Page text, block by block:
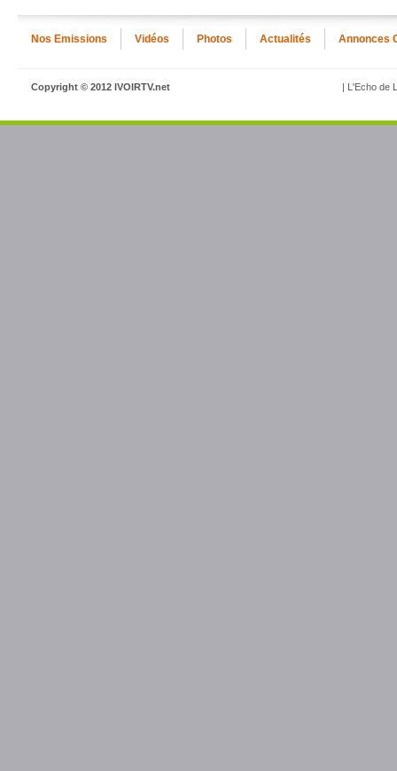
Nos Emissions Vidéos Photos Actualités Annonces
Copyright © 2012 IVOIRTV.net | L'Echo de